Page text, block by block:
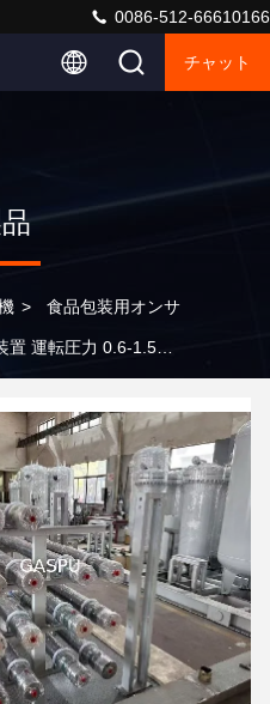
0086-512-66610166
チャット
> 食品包装用オンサ
置 運転圧力 0.6-1.5